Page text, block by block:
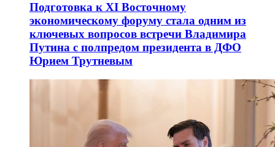
Подготовка к XI Восточному
экономическому форуму стала одним из
ключевых вопросов встречи Владимира
Путина с полпредом президента в ДФО
Юрием Трутневым